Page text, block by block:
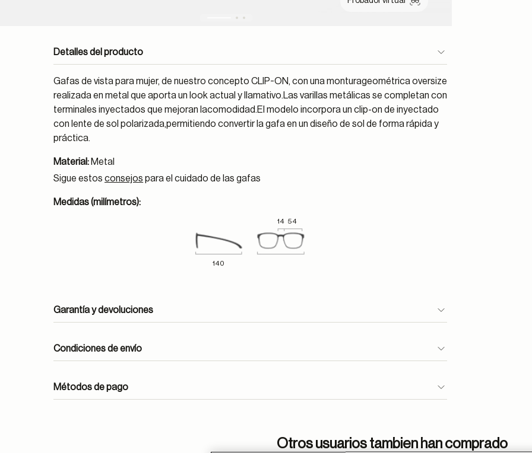
Detalles del producto
Gafas de vista para mujer, de nuestro concepto CLIP-ON, con una monturageométrica oversize
realizada en metal que aporta un look actual y llamativo.Las varillas metálicas se completan con
terminales inyectados que mejoran lacomodidad.El modelo incorpora un clip-on de inyectado
con lente de sol polarizada,permitiendo convertir la gafa en un diseño de sol de forma rápida y
práctica.
Material: Metal
Sigue estosconsejos para el cuidado de las gafas
Medidas (milímetros):
14 54
140
Garantía y devoluciones
Condiciones de envío
Métodos de pago
Otros usuarios tambien han comprado